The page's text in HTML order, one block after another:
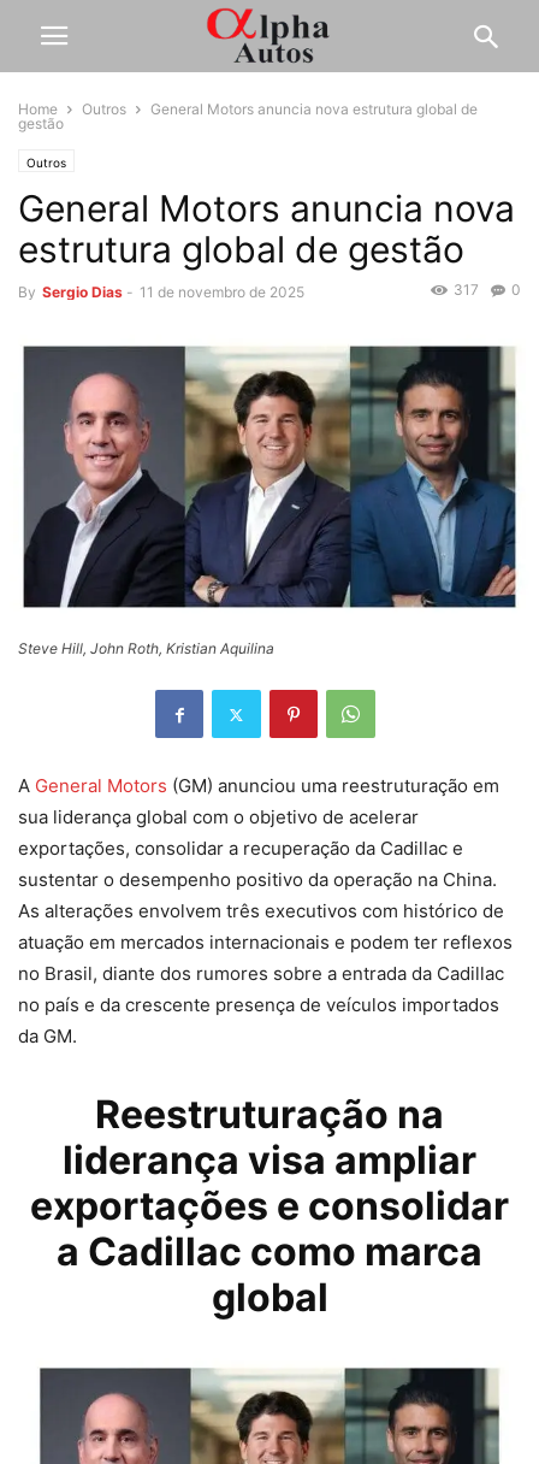
Home Outros
General Motors anuncia nova estrutura global de
gestão
Outros
General Motors anuncia nova
estrutura global de gestão
By Sergio Dias - 11 de novembro de 2025 0
317
Steve Hill, John Roth, Kristian Aquilina
A General Motors (GM) anunciou uma reestruturação em
sua liderança global com o objetivo de acelerar
exportações, consolidar a recuperação da Cadillac e
sustentar o desempenho positivo da operação na China.
As alterações envolvem três executivos com histórico de
atuação em mercados internacionais e podem ter reflexos
no Brasil, diante dos rumores sobre a entrada da Cadillac
no país e da crescente presença de veículos importados
da GM.
Reestruturação na
liderança visa ampliar
exportações e consolidar
a Cadillac como marca
global